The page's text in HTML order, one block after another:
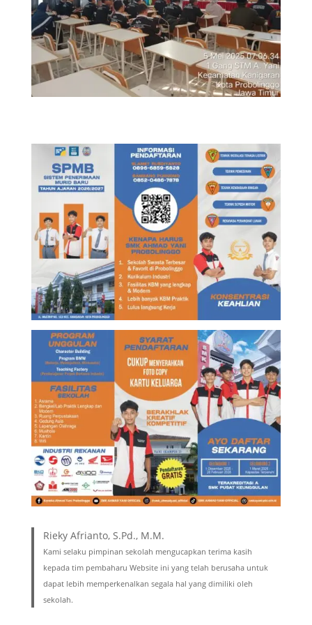
Rieky Afrianto, S.Pd., M.M.
Kami selaku pimpinan sekolah mengucapkan terima kasih
kepada tim pembaharu Website ini yang telah berusaha untuk
dapat lebih memperkenalkan segala hal yang dimiliki oleh
sekolah.